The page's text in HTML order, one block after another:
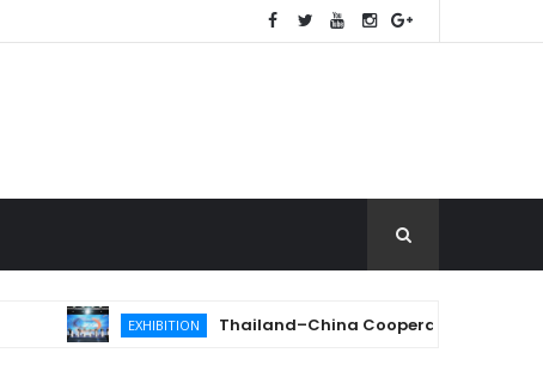
EXHIBITION Thailand–China Cooperation Expo 2026 เปิดเวที